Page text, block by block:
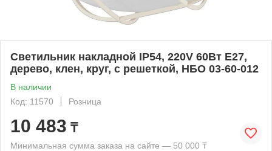
Светильник накладной IP54, 220V 60Вт Е27,
дерево, клен, круг, с решеткой, НБО 03-60-012
В наличии
Код: 11570
Розница
10 483 ₸
Минимальная сумма заказа на сайте — 50 000 ₸